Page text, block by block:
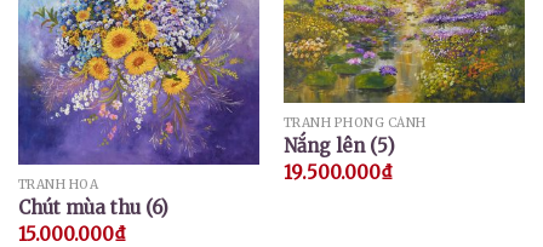
TRANH HOA
Chút mùa thu (6)
15.000.000₫
TRANH PHONG CẢNH
Nắng lên (5)
19.500.000₫